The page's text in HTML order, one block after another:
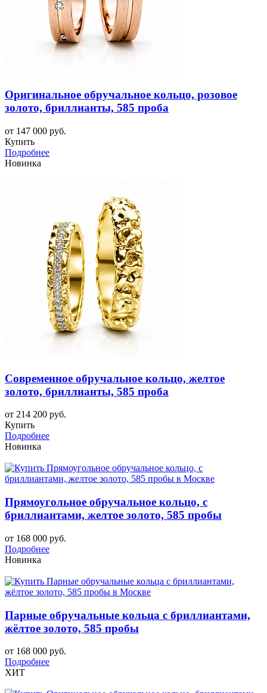
Оригинальное обручальное кольцо, розовое
золото, бриллианты, 585 проба
от 147 000 руб.
Купить
Подробнее
Новинка
Современное обручальное кольцо, желтое
золото, бриллианты, 585 проба
от 214 200 руб.
Купить
Подробнее
Новинка
Прямоугольное обручальное кольцо, с
бриллиантами, желтое золото, 585 пробы
от 168 000 руб.
Подробнее
Новинка
Парные обручальные кольца с бриллиантами,
жёлтое золото, 585 пробы
от 168 000 руб.
Подробнее
ХИТ